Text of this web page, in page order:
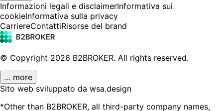
Informazioni legali e disclaimerInformativa sui
cookieInformativa sulla privacy
CarriereContattiRisorse del brand
© Copyright 2026 B2BROKER. All rights reserved.
… more
Sito web sviluppato da wsa.design
*Other than B2BROKER, all third-party company names,